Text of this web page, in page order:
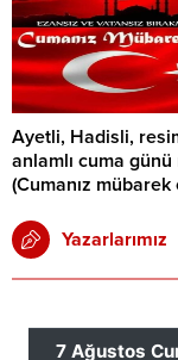
Ayetli, Hadisli,
anlamlı cuma günü
(Cumanız mübarek
Yazarlarımız